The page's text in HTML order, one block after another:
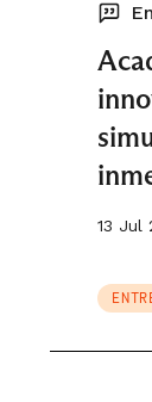
13 Jul